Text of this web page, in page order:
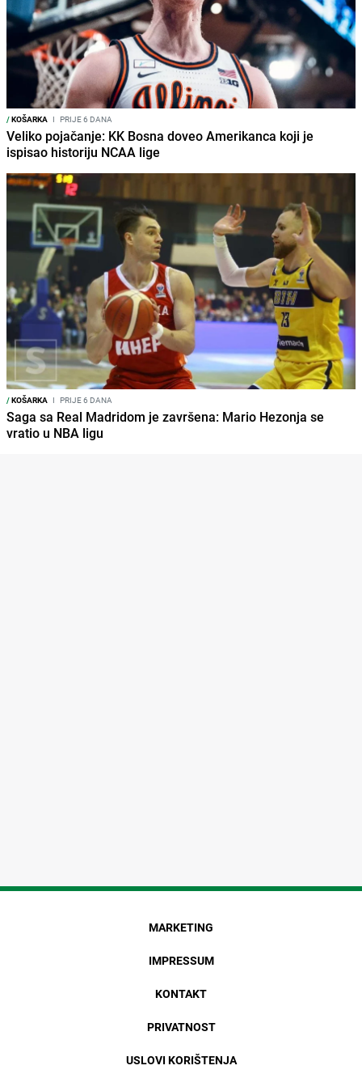
/KOŠARKA I PRIJE 6 DANA
Veliko pojačanje: KK Bosna doveo Amerikanca koji je
ispisao historiju NCAA lige
/KOŠARKA I PRIJE 6 DANA
Saga sa Real Madridom je završena: Mario Hezonja se
vratio u NBA ligu
MARKETING
IMPRESSUM
KONTAKT
PRIVATNOST
USLOVI KORIŠTENJA